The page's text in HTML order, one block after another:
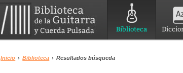
Biblioteca
Inicio › Biblioteca › Resultados búsqueda